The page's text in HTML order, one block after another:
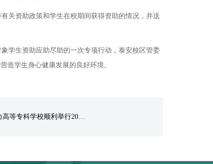
关资助政策和学生在校期间获得资助的情况，并送
学生资助应助尽助的一次专项行动，泰安校区管委
造学生身心健康发展的良好环境。
学校顺利举行2025年下半年全国大学英语四六级考试